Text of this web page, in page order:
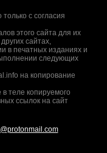
с согласия
этого сайта для их
сайтах,
в печатных изданиях и
следующих
на копирование
теле копируемого
ссылок на сайт